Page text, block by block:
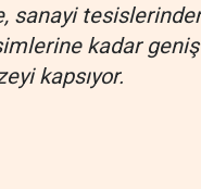
sanayi
kadar
kapsıyor.